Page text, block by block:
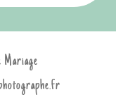
Mariage